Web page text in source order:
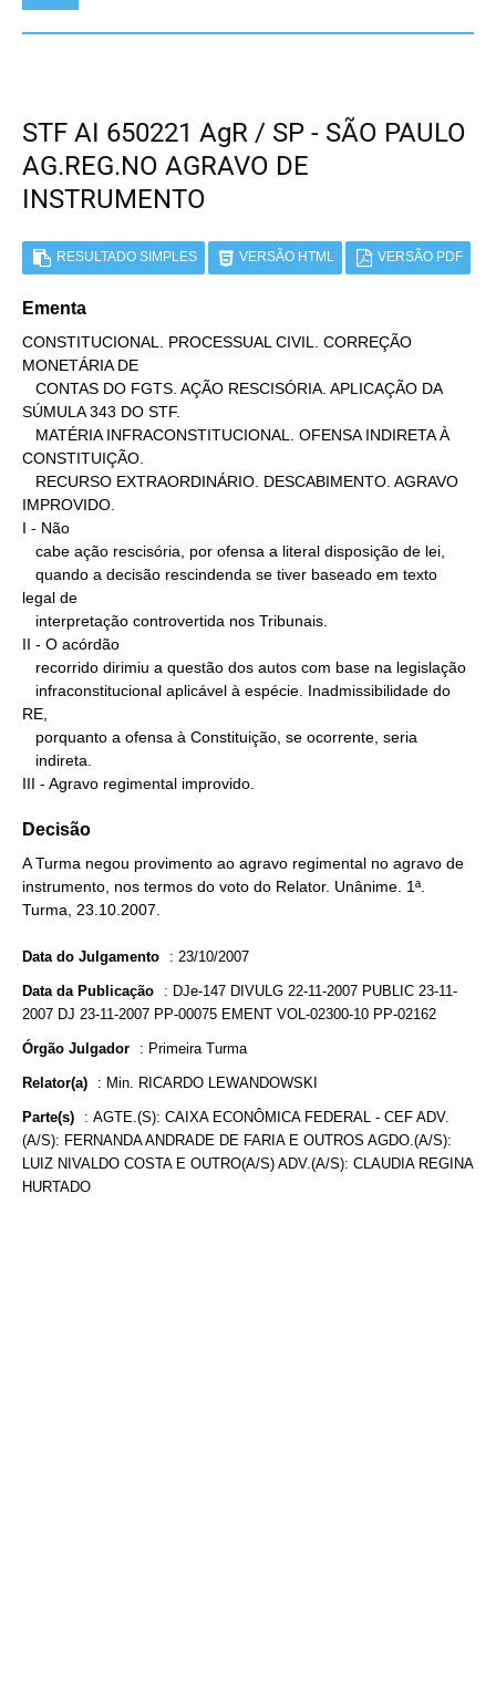
STF AI 650221 AgR / SP - SÃO PAULO
AG.REG.NO AGRAVO DE
INSTRUMENTO
RESULTADO SIMPLES VERSÃO HTML VERSÃO PDF
Ementa
CONSTITUCIONAL. PROCESSUAL CIVIL. CORREÇÃO
MONETÁRIA DE
SÚMULA 343 DO STF.
CONSTITUIÇÃO.
IMPROVIDO.
I - Não
legal de
II - O acórdão
RE,
III - Agravo regimental improvido.
Decisão
A Turma negou provimento ao agravo regimental no agravo de
instrumento, nos termos do voto do Relator. Unânime. 1ª.
Turma, 23.10.2007.
Data do Julgamento : 23/10/2007
Data da Publicação : DJe-147 DIVULG 22-11-2007 PUBLIC 23-11-
2007 DJ 23-11-2007 PP-00075 EMENT VOL-02300-10 PP-02162
Órgão Julgador : Primeira Turma
Relator(a) : Min. RICARDO LEWANDOWSKI
Parte(s) : AGTE.(S): CAIXA ECONÔMICA FEDERAL - CEF ADV.
(A/S): FERNANDA ANDRADE DE FARIA E OUTROS AGDO.(A/S):
LUIZ NIVALDO COSTA E OUTRO(A/S) ADV.(A/S): CLAUDIA REGINA
HURTADO